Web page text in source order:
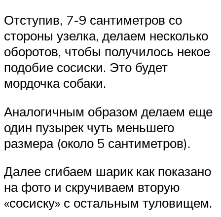
Отступив, 7-9 сантиметров со
стороны узелка, делаем несколько
оборотов, чтобы получилось некое
подобие сосиски. Это будет
мордочка собаки.
Аналогичным образом делаем еще
один пузырек чуть меньшего
размера (около 5 сантиметров).
Далее сгибаем шарик как показано
на фото и скручиваем вторую
«сосиску» с остальным туловищем.